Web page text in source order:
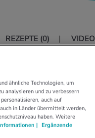
REZEPTE (0)
ähnliche Technologien, um
analysieren und zu verbessern
auch auf
in Länder übermittelt werden,
haben. Weitere
| Ergänzende